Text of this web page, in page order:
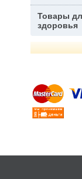
Товары
здоровья